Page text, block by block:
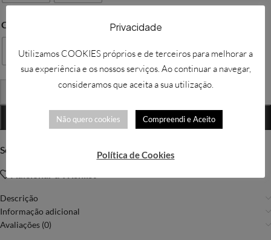
COR
Latte Névoa Oliva Taupe
ADICIONAR
Solicitar mais informações
Descrição
Informação adicional
Avaliações (0)
Privacidade
Utilizamos COOKIES próprios e de terceiros para melhorar a
sua experiência e os nossos serviços. Ao continuar a navegar,
consideramos que aceita a sua utilização.
Não quero cookies Compreendi e Aceito
Política de Cookies